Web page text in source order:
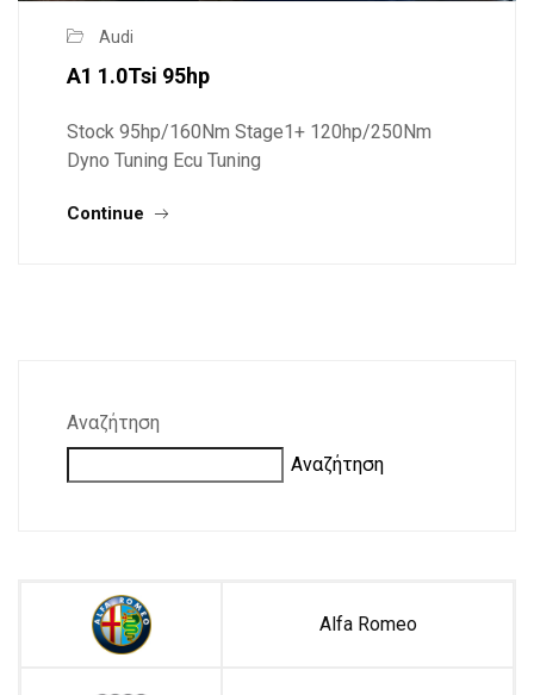
Αναζήτηση
Αναζήτηση
Alfa Romeo
Audi
A1 1.0Tsi 95hp
Stock 95hp/160Nm Stage1+ 120hp/250Nm
Dyno Tuning Ecu Tuning
Continue